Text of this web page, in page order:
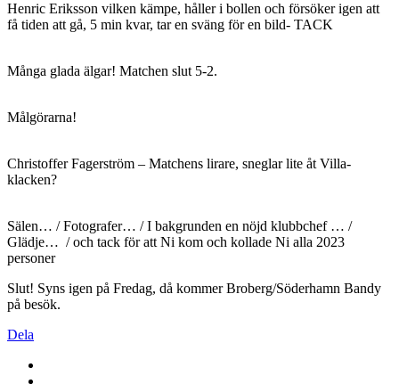
Henric Eriksson vilken kämpe, håller i bollen och försöker igen att
få tiden att gå, 5 min kvar, tar en sväng för en bild- TACK
Många glada älgar! Matchen slut 5-2.
Målgörarna!
Christoffer Fagerström – Matchens lirare, sneglar lite åt Villa-
klacken?
Sälen… / Fotografer… / I bakgrunden en nöjd klubbchef … /
Glädje… / och tack för att Ni kom och kollade Ni alla 2023
personer
Slut! Syns igen på Fredag, då kommer Broberg/Söderhamn Bandy
på besök.
Dela